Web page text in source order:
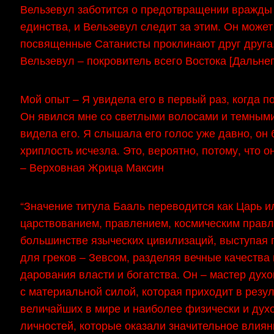
Вельзевул заботится о предотвращении
единства, и Вельзевул следит за этим. Он
посвященные Сатанисты проклинают друг
Вельзевул – покровитель всего Востока
Мой опыт – Я увидела его в первый раз, когда
Он явился мне со светлыми волосами и
видела его. Я слышала его голос уже давно,
хриплость исчезла. Это, вероятно, потому, что
– Верховная Жрица Максин
“Значение титула Бааль переводится как Царь
царствованием, правлением, космическим
большинстве языческих цивилизаций,
для греков – Зевсом, разделяя вечные
дарования власти и богатства. Он – мастер
с материальной силой, которая приходит в
величайших в мире и наиболее физически и
личностей, которые оказали значительное